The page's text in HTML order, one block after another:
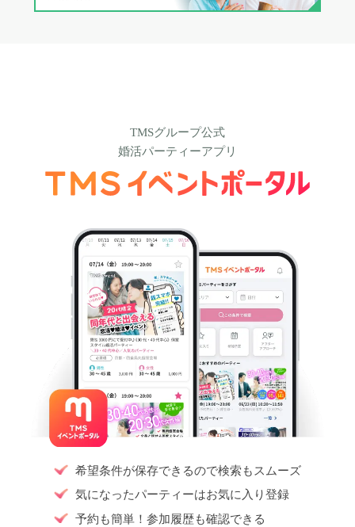
TMSグループ公式
婚活パーティーアプリ
希望条件が保存できるので検索もスムーズ
気になったパーティーはお気に入り登録
予約も簡単！参加履歴も確認できる